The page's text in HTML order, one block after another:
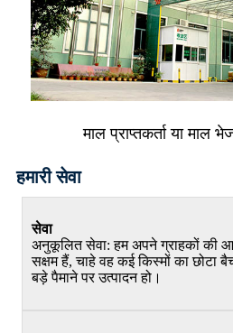
माल प्राप्तकर्ता या माल
हमारी सेवा
सेवा
अनुकूलित सेवा: हम अपने ग्राहकों की
सक्षम हैं, चाहे वह कई किस्मों का छोटा
बड़े पैमाने पर उत्पादन हो।